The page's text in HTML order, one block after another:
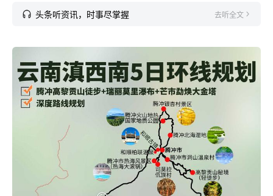
头条听资讯，时事尽掌握 去听全文